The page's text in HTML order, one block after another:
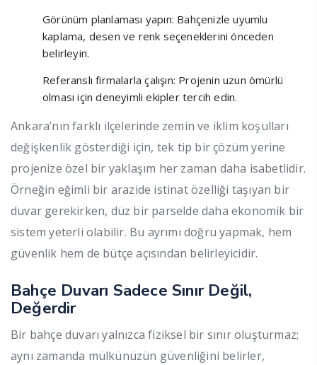
Görünüm planlaması yapın: Bahçenizle uyumlu
kaplama, desen ve renk seçeneklerini önceden
belirleyin.
Referanslı firmalarla çalışın: Projenin uzun ömürlü
olması için deneyimli ekipler tercih edin.
Ankara’nın farklı ilçelerinde zemin ve iklim koşulları
değişkenlik gösterdiği için, tek tip bir çözüm yerine
projenize özel bir yaklaşım her zaman daha isabetlidir.
Örneğin eğimli bir arazide istinat özelliği taşıyan bir
duvar gerekirken, düz bir parselde daha ekonomik bir
sistem yeterli olabilir. Bu ayrımı doğru yapmak, hem
güvenlik hem de bütçe açısından belirleyicidir.
Bahçe Duvarı Sadece Sınır Değil,
Değerdir
Bir bahçe duvarı yalnızca fiziksel bir sınır oluşturmaz;
aynı zamanda mülkünüzün güvenliğini belirler,